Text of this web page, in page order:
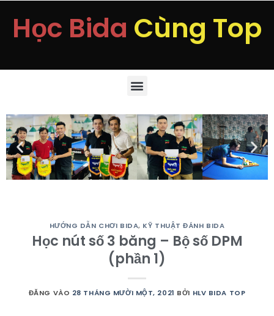
Học Bida Cùng Top
HƯỚNG DẪN CHƠI BIDA, KỸ THUẬT ĐÁNH BIDA
Học nút số 3 băng – Bộ số DPM
(phần 1)
ĐĂNG VÀO 28 THÁNG MƯỜI MỘT, 2021 BỞI HLV BIDA TOP